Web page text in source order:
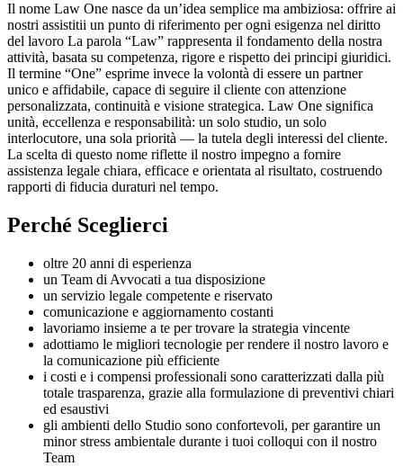
Il nome Law One nasce da un’idea semplice ma ambiziosa: offrire ai
nostri assistitii un punto di riferimento per ogni esigenza nel diritto
del lavoro La parola “Law” rappresenta il fondamento della nostra
attività, basata su competenza, rigore e rispetto dei principi giuridici.
Il termine “One” esprime invece la volontà di essere un partner
unico e affidabile, capace di seguire il cliente con attenzione
personalizzata, continuità e visione strategica. Law One significa
unità, eccellenza e responsabilità: un solo studio, un solo
interlocutore, una sola priorità — la tutela degli interessi del cliente.
La scelta di questo nome riflette il nostro impegno a fornire
assistenza legale chiara, efficace e orientata al risultato, costruendo
rapporti di fiducia duraturi nel tempo.
Perché Sceglierci
oltre 20 anni di esperienza
un Team di Avvocati a tua disposizione
un servizio legale competente e riservato
comunicazione e aggiornamento costanti
lavoriamo insieme a te per trovare la strategia vincente
adottiamo le migliori tecnologie per rendere il nostro lavoro e
la comunicazione più efficiente
i costi e i compensi professionali sono caratterizzati dalla più
totale trasparenza, grazie alla formulazione di preventivi chiari
ed esaustivi
gli ambienti dello Studio sono confortevoli, per garantire un
minor stress ambientale durante i tuoi colloqui con il nostro
Team